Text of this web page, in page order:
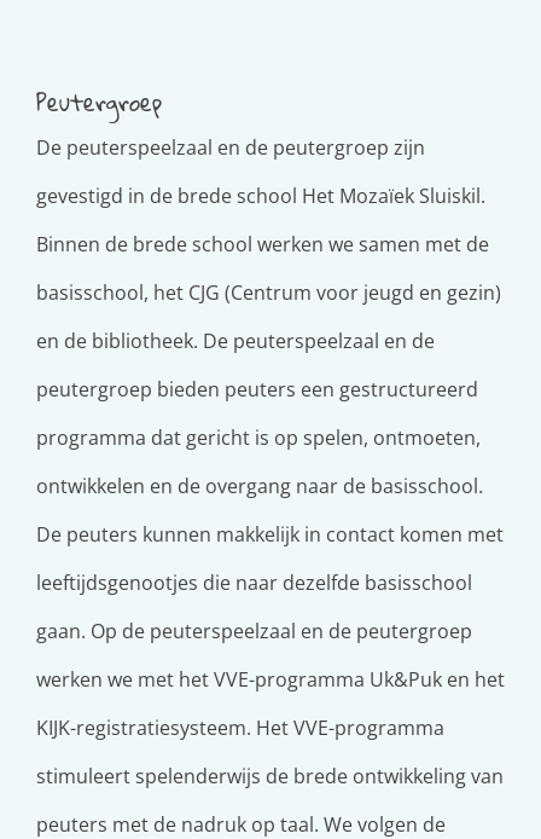
Peutergroep
De peuterspeelzaal en de peutergroep zijn
gevestigd in de brede school Het Mozaïek Sluiskil.
Binnen de brede school werken we samen met de
basisschool, het CJG (Centrum voor jeugd en gezin)
en de bibliotheek. De peuterspeelzaal en de
peutergroep bieden peuters een gestructureerd
programma dat gericht is op spelen, ontmoeten,
ontwikkelen en de overgang naar de basisschool.
De peuters kunnen makkelijk in contact komen met
leeftijdsgenootjes die naar dezelfde basisschool
gaan. Op de peuterspeelzaal en de peutergroep
werken we met het VVE-programma Uk&Puk en het
KIJK-registratiesysteem. Het VVE-programma
stimuleert spelenderwijs de brede ontwikkeling van
peuters met de nadruk op taal. We volgen de